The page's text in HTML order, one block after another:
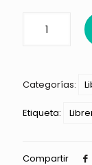
Categorías:
Etiqueta:
Compartir